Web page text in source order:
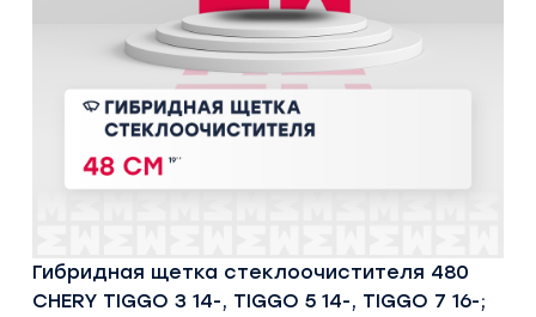
Гибридная щетка стеклоочистителя 480
CHERY TIGGO 3 14-, TIGGO 5 14-, TIGGO 7 16-;